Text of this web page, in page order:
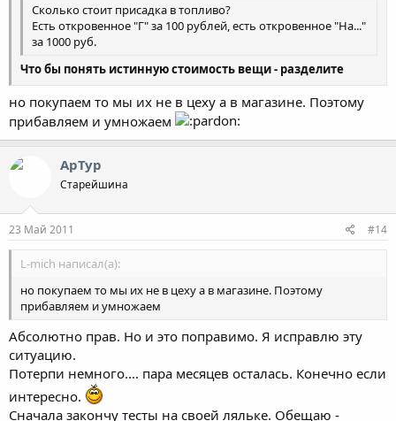
Сколько стоит присадка в топливо?
Есть откровенное "Г" за 100 рублей, есть откровенное "На..."
за 1000 руб.
Что бы понять истинную стоимость вещи - разделите
Получите приблизительную себестоимость на выходе из цеха.
Все остальное - расходы на рекламу, посредников, опт, епт и тд.
Плюс конечно наценка самого магазина.
Как в той песне про три пера :ROFL:
но покупаем то мы их не в цеху а в магазине. Поэтому
прибавляем и умножаем
АрТур
Старейшина
23 Май 2011 #14
L-mich написал(а):
но покупаем то мы их не в цеху а в магазине. Поэтому
прибавляем и умножаем
Абсолютно прав. Но и это поправимо. Я исправлю эту
ситуацию.
Потерпи немного.... пара месяцев осталась. Конечно если
интересно.
Сначала закончу тесты на своей ляльке. Обещаю -